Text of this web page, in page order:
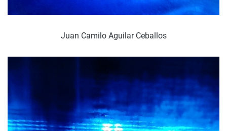
Juan Camilo Aguilar Ceballos